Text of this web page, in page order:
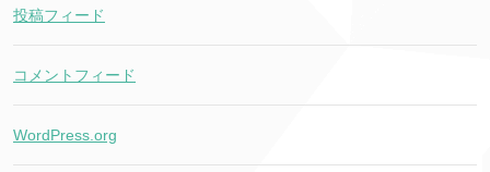
投稿フィード
コメントフィード
WordPress.org